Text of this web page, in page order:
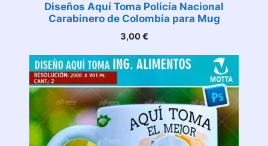
Diseños Aquí Toma Policía Nacional
Carabinero de Colombia para Mug
3,00€